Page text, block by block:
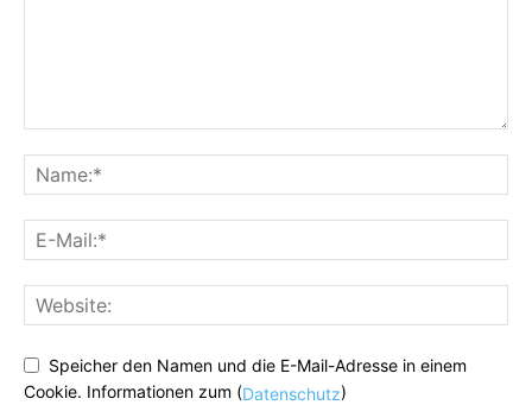
Speicher den Namen und die E-Mail-Adresse in einem
Cookie. Informationen zum (Datenschutz)